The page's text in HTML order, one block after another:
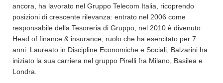
ancora, ha lavorato nel Gruppo Telecom Italia, ricoprendo
posizioni di crescente rilevanza: entrato nel 2006 come
responsabile della Tesoreria di Gruppo, nel 2010 è divenuto
Head of finance & insurance, ruolo che ha esercitato per 7
anni. Laureato in Discipline Economiche e Sociali, Balzarini ha
iniziato la sua carriera nel gruppo Pirelli fra Milano, Basilea e
Londra.